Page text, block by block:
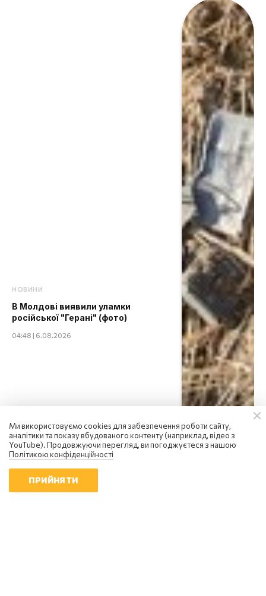
НОВИНИ
В Молдові виявили уламки
російської "Герані" (фото)
04:48 | 6.08.2026
Ми використовуємо cookies для забезпечення роботи сайту,
аналітики та показу вбудованого контенту (наприклад, відео з
YouTube). Продовжуючи перегляд, ви погоджуєтеся з нашою
Політикою конфіденційності
ПРИЙНЯТИ